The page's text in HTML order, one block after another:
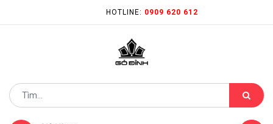
HOTLINE: 0909 620 612